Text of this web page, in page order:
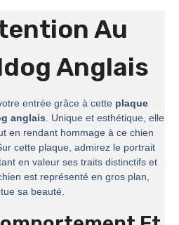
Au
Anglais
entrée grâce à cette plaque
anglais. Unique et esthétique, elle
en rendant hommage à ce chien
cette plaque, admirez le portrait
en valeur ses traits distinctifs et
est représenté en gros plan,
sa beauté.